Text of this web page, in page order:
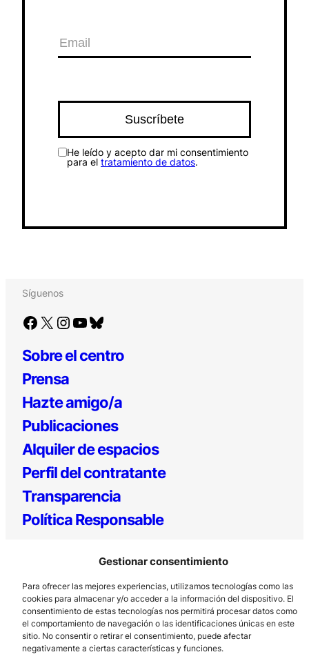
Gestionar consentimiento
Para ofrecer las mejores experiencias, utilizamos tecnologías como las
cookies para almacenar y/o acceder a la información del dispositivo. El
consentimiento de estas tecnologías nos permitirá procesar datos como
el comportamiento de navegación o las identificaciones únicas en este
sitio. No consentir o retirar el consentimiento, puede afectar
negativamente a ciertas características y funciones.
He leído y acepto dar mi consentimiento
para el tratamiento de datos.
Síguenos
Facebook X Instagram YouTube Bluesky
Sobre el centro
Prensa
Hazte amigo/a
Publicaciones
Alquiler de espacios
Perfil del contratante
Transparencia
Política Responsable
Los Prados, 121 – 33203 Gijón